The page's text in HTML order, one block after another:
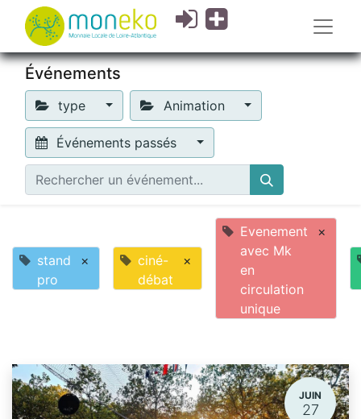
Événements
type Animation
Événements passés
stand
pro
×
ciné-
débat
×
Evenement
avec Mk
en
circulation
unique
×
JUIN
27